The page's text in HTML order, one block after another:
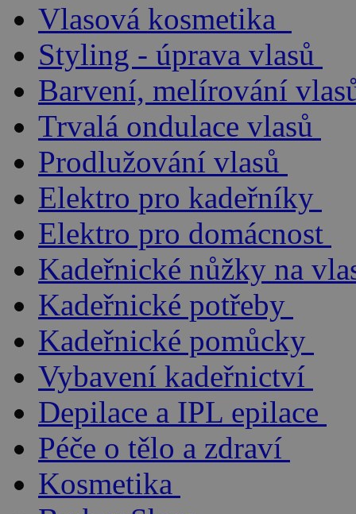
Vlasová kosmetika
Styling - úprava vlasů
Barvení, melírování
Trvalá ondulace vlasů
Prodlužování vlasů
Elektro pro kadeřníky
Elektro pro domácnost
Kadeřnické nůžky na
Kadeřnické potřeby
Kadeřnické pomůcky
Vybavení kadeřnictví
Depilace a IPL epilace
Péče o tělo a zdraví
Kosmetika